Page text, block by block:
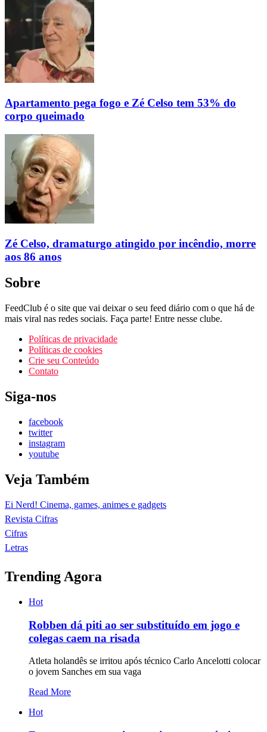
Apartamento pega fogo e Zé Celso tem 53% do
corpo queimado
Zé Celso, dramaturgo atingido por incêndio, morre
aos 86 anos
Sobre
FeedClub é o site que vai deixar o seu feed diário com o que há de
mais viral nas redes sociais. Faça parte! Entre nesse clube.
Políticas de privacidade
Políticas de cookies
Crie seu Conteúdo
Contato
Siga-nos
facebook
twitter
instagram
youtube
Veja Também
Ei Nerd! Cinema, games, animes e gadgets
Revista Cifras
Cifras
Letras
Trending Agora
Hot
Robben dá piti ao ser substituído em jogo e
colegas caem na risada
Atleta holandês se irritou após técnico Carlo Ancelotti colocar
o jovem Sanches em sua vaga
Read More
Hot